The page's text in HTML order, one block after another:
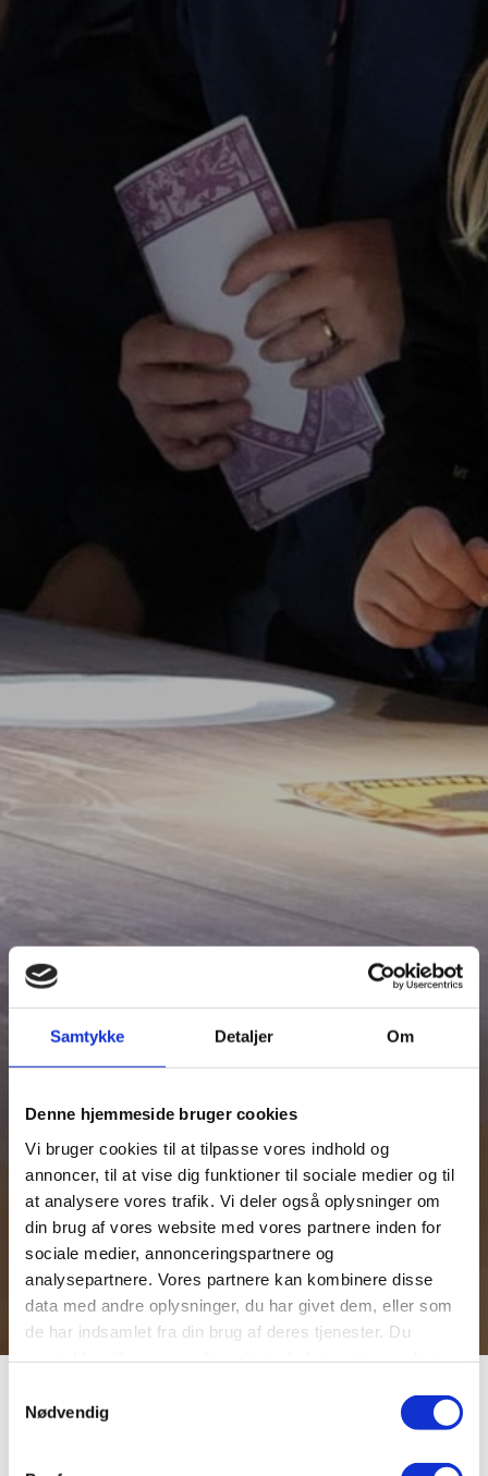
Samtykke Detaljer Om
Denne hjemmeside bruger cookies
Vi bruger cookies til at tilpasse vores indhold og
annoncer, til at vise dig funktioner til sociale medier og til
at analysere vores trafik. Vi deler også oplysninger om
din brug af vores website med vores partnere inden for
sociale medier, annonceringspartnere og
analysepartnere. Vores partnere kan kombinere disse
data med andre oplysninger, du har givet dem, eller som
de har indsamlet fra din brug af deres tjenester. Du
Nødvendig
Tag på gådejagten Niels
Bugges Forbandelse med hele